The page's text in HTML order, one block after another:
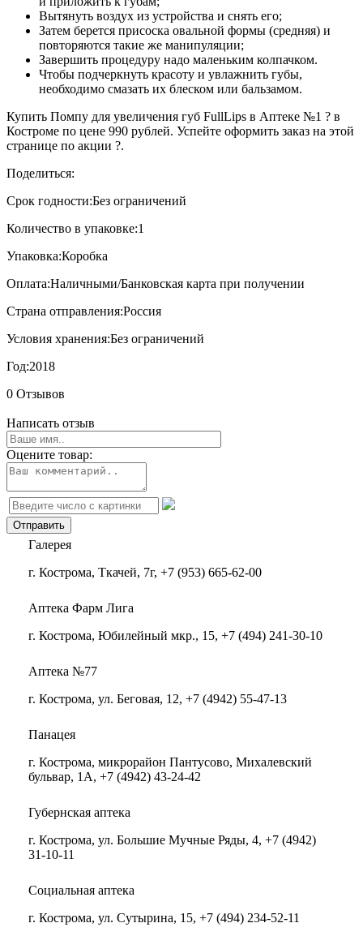
Вытянуть воздух из устройства и снять его;
Затем берется присоска овальной формы (средняя) и
повторяются такие же манипуляции;
Завершить процедуру надо маленьким колпачком.
Чтобы подчеркнуть красоту и увлажнить губы,
необходимо смазать их блеском или бальзамом.
Купить Помпу для увеличения губ FullLips в Аптеке №1 ? в
Костроме по цене 990 рублей. Успейте оформить заказ на этой
странице по акции ?.
Поделиться:
Срок годности:Без ограничений
Количество в упаковке:1
Упаковка:Коробка
Оплата:Наличными/Банковская карта при получении
Страна отправления:Россия
Условия хранения:Без ограничений
Год:2018
0 Отзывов
Написать отзыв
Оцените товар:
Галерея
г. Кострома, Ткачей, 7г, +7 (953) 665-62-00
Аптека Фарм Лига
г. Кострома, Юбилейный мкр., 15, +7 (494) 241-30-10
Аптека №77
г. Кострома, ул. Беговая, 12, +7 (4942) 55-47-13
Панацея
г. Кострома, микрорайон Пантусово, Михалевский
бульвар, 1А, +7 (4942) 43-24-42
Губернская аптека
г. Кострома, ул. Большие Мучные Ряды, 4, +7 (4942)
31-10-11
Социальная аптека
г. Кострома, ул. Сутырина, 15, +7 (494) 234-52-11